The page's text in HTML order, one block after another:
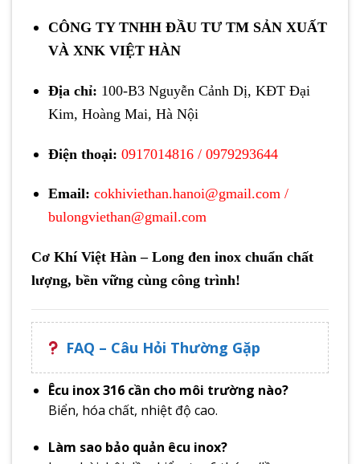
CÔNG TY TNHH ĐẦU TƯ TM SẢN XUẤT
VÀ XNK VIỆT HÀN
Địa chỉ: 100-B3 Nguyễn Cảnh Dị, KĐT Đại
Kim, Hoàng Mai, Hà Nội
Điện thoại: 0917014816/ 0979293644
Email: cokhiviethan.hanoi@gmail.com/
bulongviethan@gmail.com
Cơ Khí Việt Hàn – Long đen inox chuẩn chất
lượng, bền vững cùng công trình!
FAQ – Câu Hỏi Thường Gặp
Êcu inox 316 cần cho môi trường nào?
Biển, hóa chất, nhiệt độ cao.
Làm sao bảo quản êcu inox?